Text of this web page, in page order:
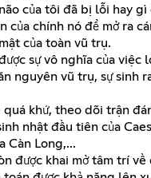
của tôi đã bị lỗi hay
của chính nó để mở ra
của toàn vũ trụ.
sự vô nghĩa của việc
nguyên vũ trụ, sự sinh
quá khứ, theo dõi trận
nhật đầu tiên của
Càn Long,...
được khai mở tâm trí